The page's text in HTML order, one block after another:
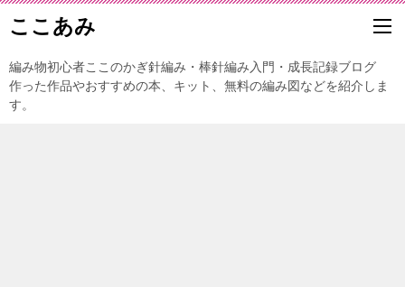
ここあみ
編み物初心者ここのかぎ針編み・棒針編み入門・成長記録ブログ
作った作品やおすすめの本、キット、無料の編み図などを紹介しま
す。